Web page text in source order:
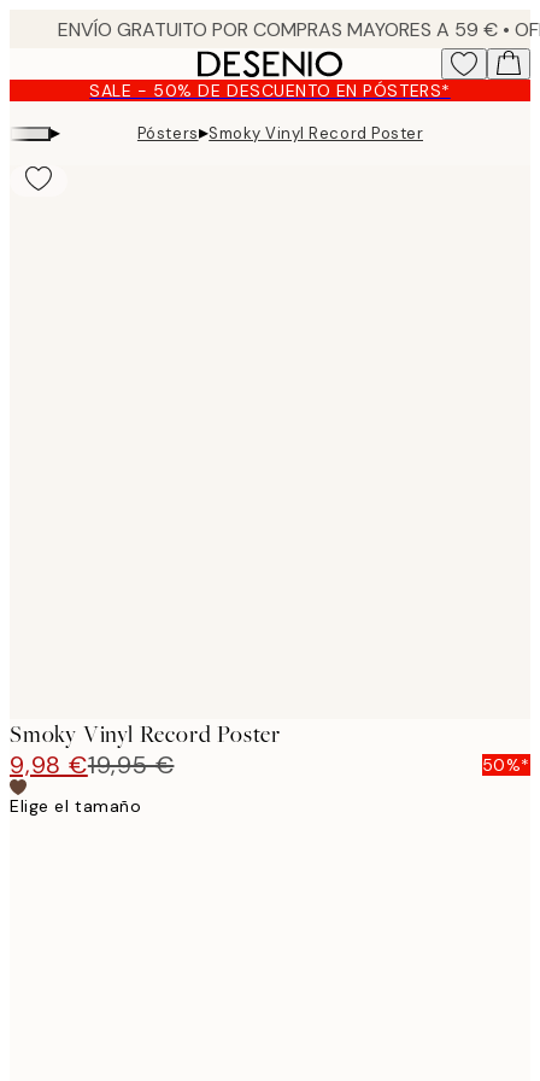
content.SALE - 50% DE DESCUENTO EN PÓSTERS*
▸ Pósters▸Smoky Vinyl Record Poster
Smoky Vinyl Record Poster
9,98 €19,95 €
50%*
Elige el tamaño